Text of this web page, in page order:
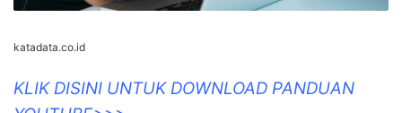
katadata.co.id
KLIK DISINI UNTUK DOWNLOAD PANDUAN